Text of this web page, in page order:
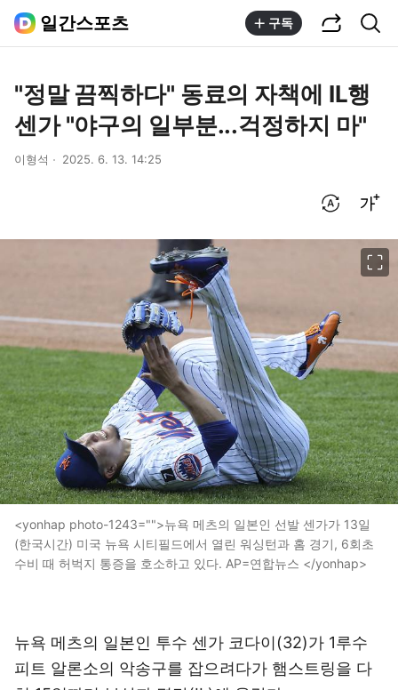
일간스포츠 구독
"정말 끔찍하다" 동료의 자책에 IL행
센가 "야구의 일부분...걱정하지 마"
이형석 2025. 6. 13. 14:25
<yonhap photo-1243="">뉴욕 메츠의 일본인 선발 센가가 13일
(한국시간) 미국 뉴욕 시티필드에서 열린 워싱턴과 홈 경기, 6회초
수비 때 허벅지 통증을 호소하고 있다. AP=연합뉴스 </yonhap>
뉴욕 메츠의 일본인 투수 센가 코다이(32)가 1루수
피트 알론소의 악송구를 잡으려다가 햄스트링을 다